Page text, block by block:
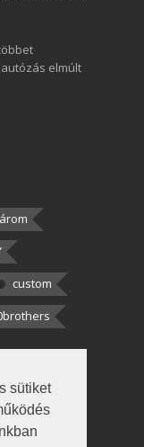
sütiket
elmúlt
custom
két
fél autót,